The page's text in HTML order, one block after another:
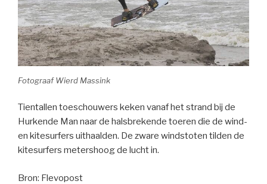
Fotograaf Wierd Massink
Tientallen toeschouwers keken vanaf het strand bij de
Hurkende Man naar de halsbrekende toeren die de wind-
en kitesurfers uithaalden. De zware windstoten tilden de
kitesurfers metershoog de lucht in.
Bron: Flevopost